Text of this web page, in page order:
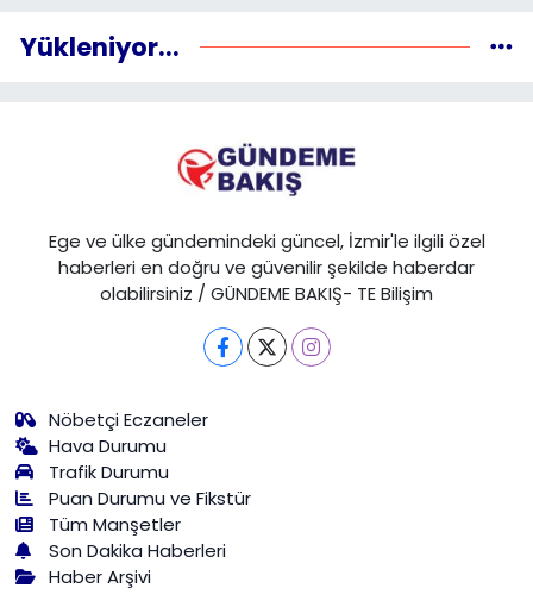
Yükleniyor...
Ege ve ülke gündemindeki güncel, İzmir'le ilgili özel
haberleri en doğru ve güvenilir şekilde haberdar
olabilirsiniz / GÜNDEME BAKIŞ- TE Bilişim
Nöbetçi Eczaneler
Hava Durumu
Trafik Durumu
Puan Durumu ve Fikstür
Tüm Manşetler
Son Dakika Haberleri
Haber Arşivi